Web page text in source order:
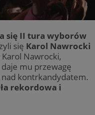
się II tura wyborów
się Karol Nawrocki
Karol Nawrocki,
daje mu przewagę
nad kontrkandydatem.
rekordowa i